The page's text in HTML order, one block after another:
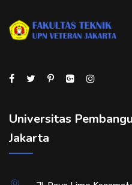
Universitas
Jakarta